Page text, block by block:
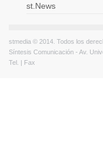
st.News
stmedia © 2014. Todos los
Síntesis Comunicación - Av.
Tel. | Fax